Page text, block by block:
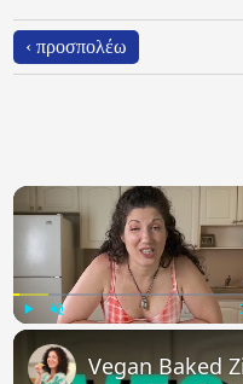
‹ προσπολέω
Vegan Baked